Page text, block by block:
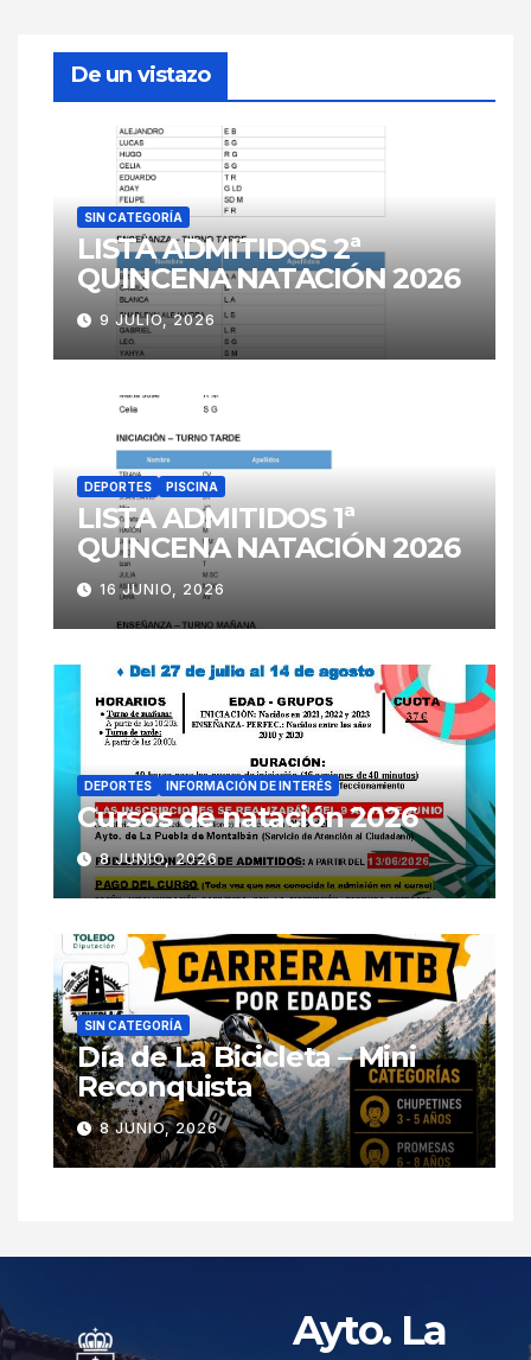
De un vistazo
SIN CATEGORÍA
LISTA ADMITIDOS 2ª
QUINCENA NATACIÓN 2026
9 JULIO, 2026
DEPORTES PISCINA
LISTA ADMITIDOS 1ª
QUINCENA NATACIÓN 2026
16 JUNIO, 2026
DEPORTES INFORMACIÓN DE INTERÉS
Cursos de natación 2026
8 JUNIO, 2026
SIN CATEGORÍA
Día de La Bicicleta – Mini
Reconquista
8 JUNIO, 2026
Ayto. La